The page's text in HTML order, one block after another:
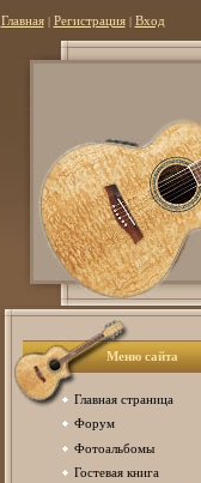
Главная| Регистрация| Вход
Меню сайта
Главная страница
Форум
Фотоальбомы
Гостевая книга